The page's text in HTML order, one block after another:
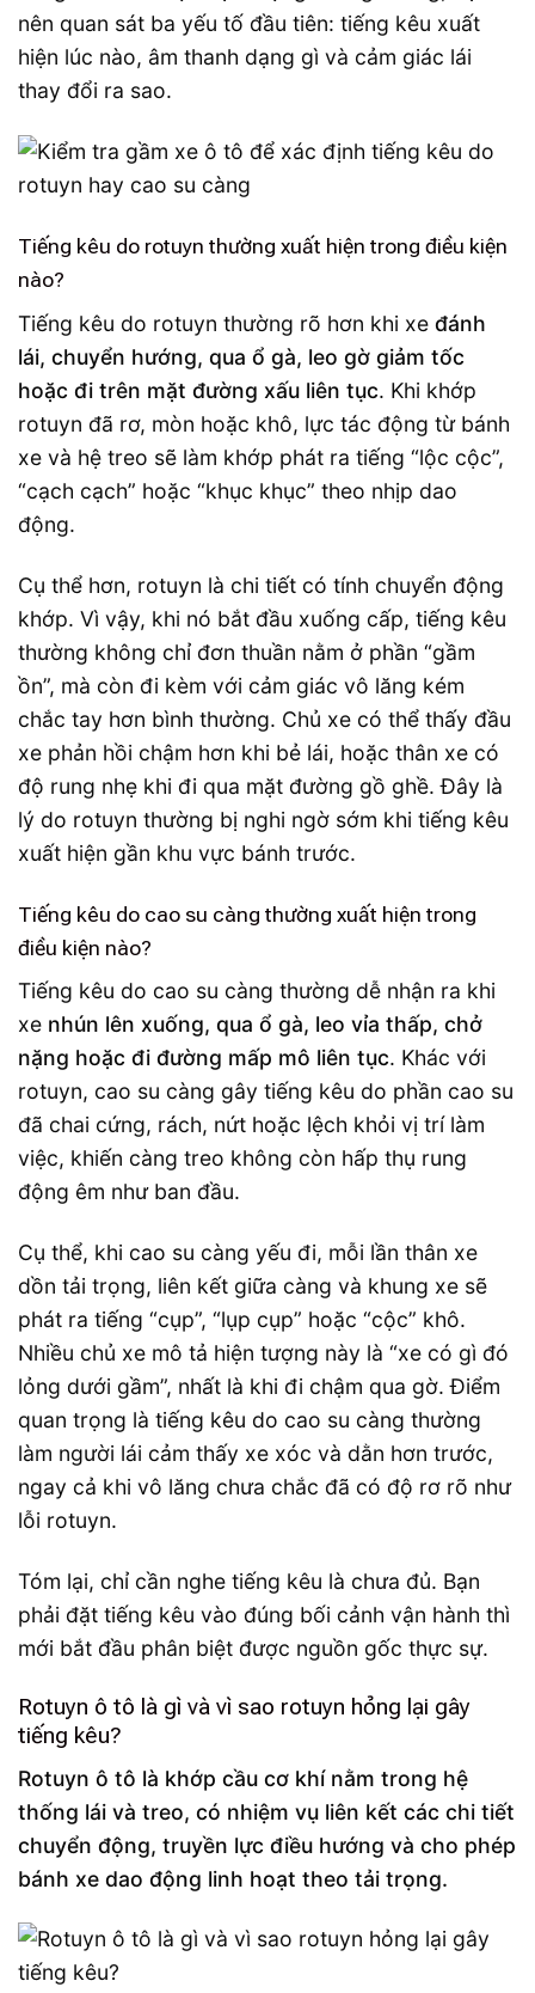
nên quan sát ba yếu tố đầu tiên: tiếng kêu xuất
hiện lúc nào, âm thanh dạng gì và cảm giác lái
thay đổi ra sao.
Tiếng kêu do rotuyn thường xuất hiện trong điều kiện
nào?
Tiếng kêu do rotuyn thường rõ hơn khi xe đánh
lái, chuyển hướng, qua ổ gà, leo gờ giảm tốc
hoặc đi trên mặt đường xấu liên tục. Khi khớp
rotuyn đã rơ, mòn hoặc khô, lực tác động từ bánh
xe và hệ treo sẽ làm khớp phát ra tiếng “lộc cộc”,
“cạch cạch” hoặc “khục khục” theo nhịp dao
động.
Cụ thể hơn, rotuyn là chi tiết có tính chuyển động
khớp. Vì vậy, khi nó bắt đầu xuống cấp, tiếng kêu
thường không chỉ đơn thuần nằm ở phần “gầm
ồn”, mà còn đi kèm với cảm giác vô lăng kém
chắc tay hơn bình thường. Chủ xe có thể thấy đầu
xe phản hồi chậm hơn khi bẻ lái, hoặc thân xe có
độ rung nhẹ khi đi qua mặt đường gồ ghề. Đây là
lý do rotuyn thường bị nghi ngờ sớm khi tiếng kêu
xuất hiện gần khu vực bánh trước.
Tiếng kêu do cao su càng thường xuất hiện trong
điều kiện nào?
Tiếng kêu do cao su càng thường dễ nhận ra khi
xe nhún lên xuống, qua ổ gà, leo vỉa thấp, chở
nặng hoặc đi đường mấp mô liên tục. Khác với
rotuyn, cao su càng gây tiếng kêu do phần cao su
đã chai cứng, rách, nứt hoặc lệch khỏi vị trí làm
việc, khiến càng treo không còn hấp thụ rung
động êm như ban đầu.
Cụ thể, khi cao su càng yếu đi, mỗi lần thân xe
dồn tải trọng, liên kết giữa càng và khung xe sẽ
phát ra tiếng “cụp”, “lụp cụp” hoặc “cộc” khô.
Nhiều chủ xe mô tả hiện tượng này là “xe có gì đó
lỏng dưới gầm”, nhất là khi đi chậm qua gờ. Điểm
quan trọng là tiếng kêu do cao su càng thường
làm người lái cảm thấy xe xóc và dằn hơn trước,
ngay cả khi vô lăng chưa chắc đã có độ rơ rõ như
lỗi rotuyn.
Tóm lại, chỉ cần nghe tiếng kêu là chưa đủ. Bạn
phải đặt tiếng kêu vào đúng bối cảnh vận hành thì
mới bắt đầu phân biệt được nguồn gốc thực sự.
Rotuyn ô tô là gì và vì sao rotuyn hỏng lại gây
tiếng kêu?
Rotuyn ô tô là khớp cầu cơ khí nằm trong hệ
thống lái và treo, có nhiệm vụ liên kết các chi tiết
chuyển động, truyền lực điều hướng và cho phép
bánh xe dao động linh hoạt theo tải trọng.